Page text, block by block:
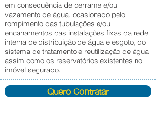
em consequência de derrame e/ou
vazamento de água, ocasionado pelo
rompimento das tubulações e/ou
encanamentos das instalações fixas da rede
interna de distribuição de água e esgoto, do
sistema de tratamento e reutilização de água
assim como os reservatórios existentes no
imóvel segurado.
Quero Contratar